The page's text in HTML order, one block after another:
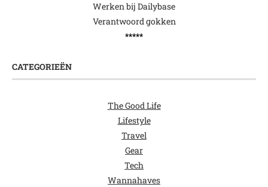
Werken bij Dailybase
Verantwoord gokken
*****
CATEGORIEËN
The Good Life
Lifestyle
Travel
Gear
Tech
Wannahaves